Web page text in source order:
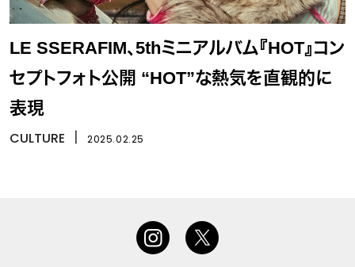
LE SSERAFIM、5thミニアルバム『HOT』コン
セプトフォト公開 “HOT”な熱気を直観的に
表現
CULTURE 2025.02.25